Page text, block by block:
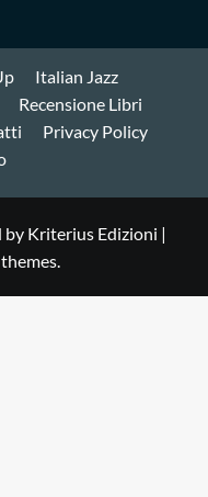
Italian Jazz
Recensione Libri
Privacy Policy
Kriterius Edizioni |